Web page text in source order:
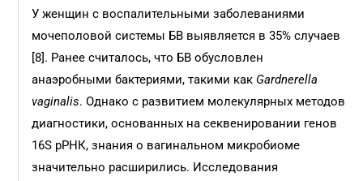
У женщин с воспалительными заболеваниями
мочеполовой системы БВ выявляется в 35% случаев
[8]. Ранее считалось, что БВ обусловлен
анаэробными бактериями, такими как Gardnerella
vaginalis. Однако с развитием молекулярных методов
диагностики, основанных на секвенировании генов
16S рРНК, знания о вагинальном микробиоме
значительно расширились. Исследования